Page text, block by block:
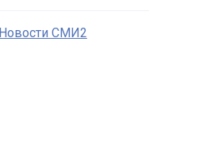
Новости СМИ2